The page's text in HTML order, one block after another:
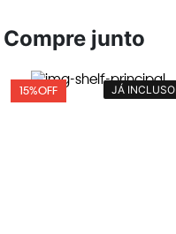
Compre junto
JÁ INCLUSO
15%OFF